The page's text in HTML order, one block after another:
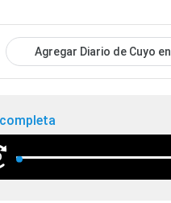
Agregar Diario de Cuyo en